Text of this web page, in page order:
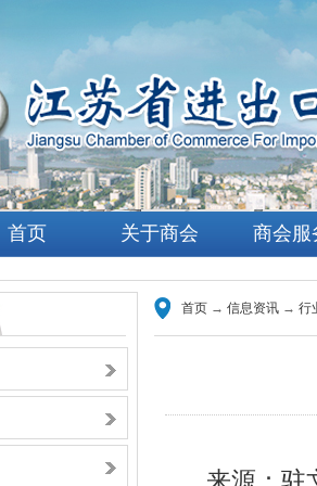
首页 关于商会 商会服
首页 → 信息资讯 → 行